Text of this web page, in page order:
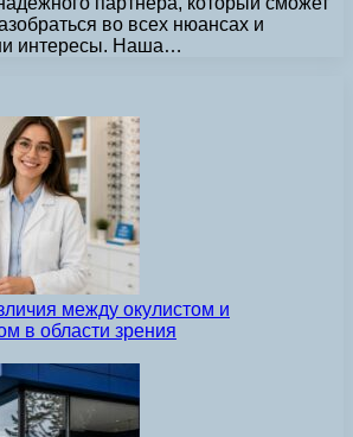
во всех нюансах и
интересы. Наша…
между окулистом и
в области зрения